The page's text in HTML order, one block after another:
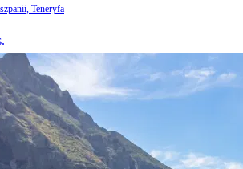
Teneryfa